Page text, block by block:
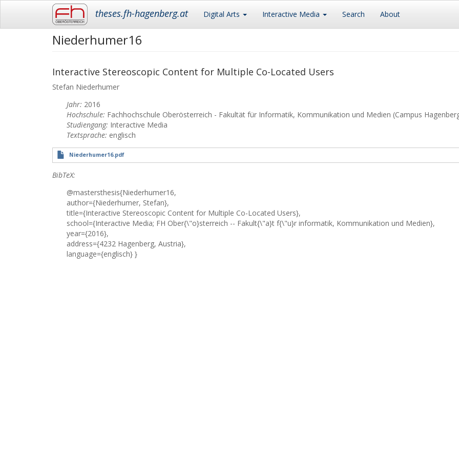
theses.fh-hagenberg.at
Main
navigation
Digital Arts Interactive Media Search About
Niederhumer16
Interactive Stereoscopic Content for Multiple Co-Located Users
Stefan Niederhumer
Jahr: 2016
Hochschule: Fachhochschule Oberösterreich - Fakultät für Informatik, Kommunikation und Medien (Campus
Studiengang: Interactive Media
Textsprache: englisch
Niederhumer16.pdf
BibTeX:
@mastersthesis{Niederhumer16,
author={Niederhumer, Stefan},
title={Interactive Stereoscopic Content for Multiple Co-Located Users},
school={Interactive Media; FH Ober{\"o}sterreich -- Fakult{\"a}t f{\"u}r informatik, Kommunikation und Medien},
year={2016},
address={4232 Hagenberg, Austria},
language={englisch} }